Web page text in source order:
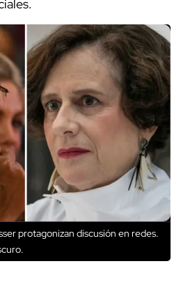
protagonizan discusión en redes.